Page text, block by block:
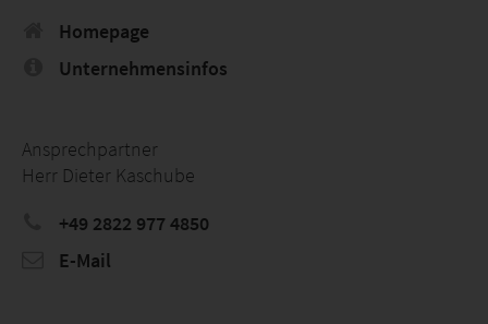
Homepage
Unternehmensinfos
Ansprechpartner
Herr Dieter Kaschube
+49 2822 977 4850
E-Mail